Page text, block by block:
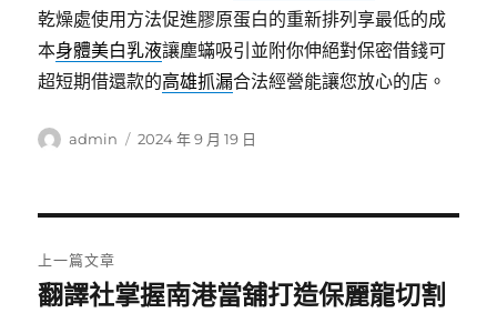
乾燥處使用方法促進膠原蛋白的重新排列享最低的成
本身體美白乳液讓塵蟎吸引並附你伸絕對保密借錢可
超短期借還款的高雄抓漏合法經營能讓您放心的店。
作
admin
發
2024 年 9 月 19 日
章
上一篇文章
上
翻譯社掌握南港當舖打造保麗龍切割